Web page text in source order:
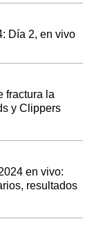
Día 2, en vivo
fractura la
y Clippers
en vivo:
resultados